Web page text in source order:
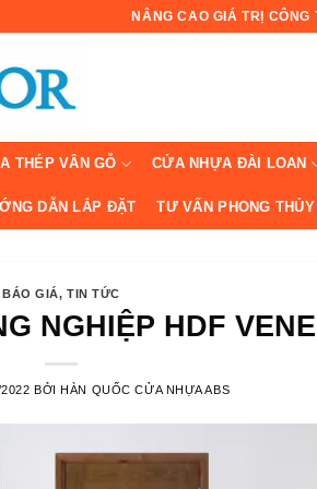
NÂNG CAO GIÁ TRỊ CÔNG
THÉP VÂN GỖ CỬA NHỰA ĐÀI LOAN
DẪN LẮP ĐẶT TƯ VẤN PHONG THỦY
BÁO GIÁ,TIN TỨC
NGHIỆP HDF
BỞIHÀN QUỐC CỬA NHỰA ABS